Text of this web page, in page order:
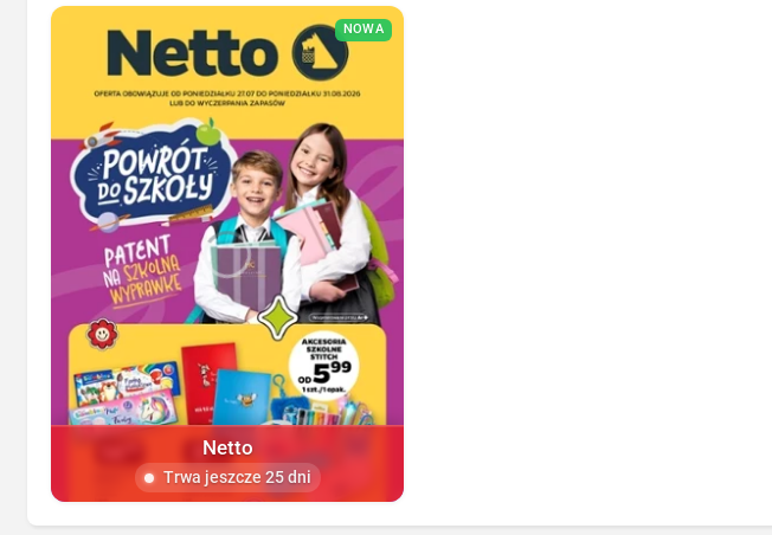
NOWA
Netto
Trwa jeszcze 25 dni